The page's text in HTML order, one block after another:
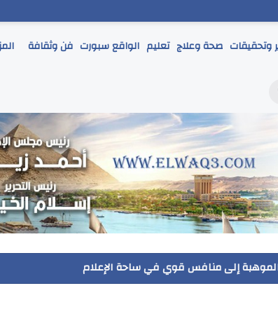
وتحقيقات صحة وعلاج تعليم الواقع سبورت فن وثقافة
امتحانات الشهادة الإعدادية ويؤكد: الانضباط